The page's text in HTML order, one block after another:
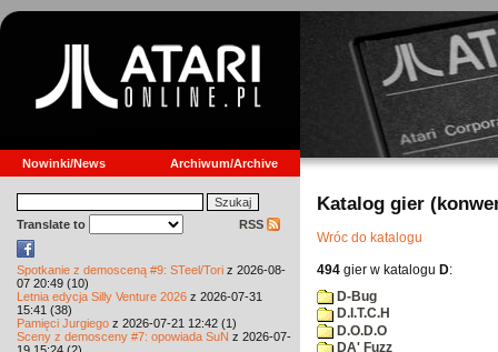
Nowinki/News Archiwum/Archive
Translate to RSS
Spotkanie z demosceną #9: STeel/Tori z 2026-08-
07 20:49 (10)
Letnia edycja Silly Venture 2026 z 2026-07-31
15:41 (38)
Pamięci Jurgiego z 2026-07-21 12:42 (1)
Sceny z demosceny #7: opowiada SuN z 2026-07-
Katalog gier
Wróc do katalogu
494 gier w katalogu D:
D-Bug
D.I.T.C.H
D.O.D.O
DA' Fuzz